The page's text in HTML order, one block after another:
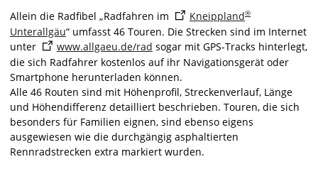
Allein die Radfibel „Radfahren im
Kneippland®
Unterallgäu“ umfasst 46 Touren. Die Strecken sind im Internet
unter
www.allgaeu.de/rad sogar mit GPS-Tracks hinterlegt,
die sich Radfahrer kostenlos auf ihr Navigationsgerät oder
Smartphone herunterladen können.
Alle 46 Routen sind mit Höhenprofil, Streckenverlauf, Länge
und Höhendifferenz detailliert beschrieben. Touren, die sich
besonders für Familien eignen, sind ebenso eigens
ausgewiesen wie die durchgängig asphaltierten
Rennradstrecken extra markiert wurden.